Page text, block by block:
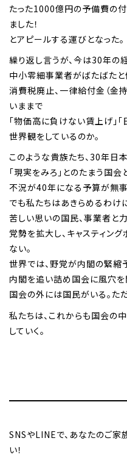
たった1000億円の予備費の付
ました！
とアピールする運びとなった。
繰り返し言うが、今は30年の
中小零細事業者がばたばたと
消費税廃止、一律給付金（金
いままで
「物価高に負けない賃上げ」
世界観をしているのか。
このような貴族たち、30年日
「現実をみろ」とのたまう国会
不況が40年になる予算が無事
でも私たちはあきらめるわけ
苦しい思いの国民、事業者と
党勢を拡大し、キャスティン
ない。
世界では、野党が内閣の緊縮
内閣を追い詰め国会に風穴を
国会の外には国民がいる。た
私たちは、これからも国会の
していく。
SNSやLINEで、あなたのご家
い！